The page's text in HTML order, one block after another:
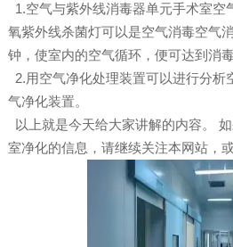
1.空气与紫外线消毒器单元手术室空
氧紫外线杀菌灯可以是空气消毒空气
钟，使室内的空气循环，便可达到消毒
2.用空气净化处理装置可以进行分析
气净化装置。
以上就是今天给大家讲解的内容。
室净化的信息，请继续关注本网站，或